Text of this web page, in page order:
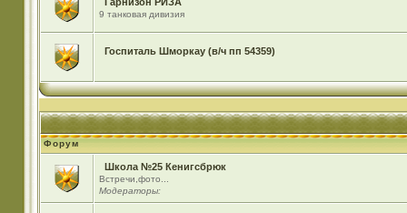
9 танковая дивизия
Госпиталь Шморкау (в/ч пп 54359)
Форум
Школа №25 Кенигсбрюк
Встречи,фото...
Модераторы: